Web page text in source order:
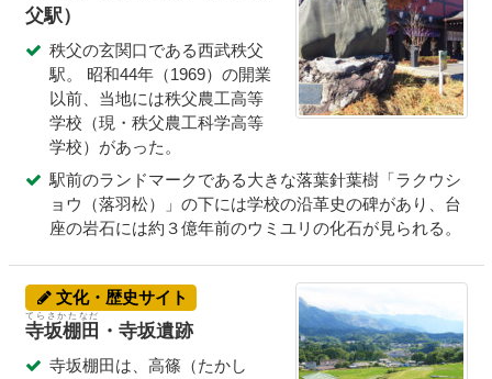
父駅）
秩父の玄関口である西武秩父
駅。 昭和44年（1969）の開業
以前、当地には秩父農工高等
学校（現・秩父農工科学高等
学校）があった。
駅前のランドマークである大きな落葉針葉樹「ラクウシ
ョウ（落羽松）」の下には学校の沿革史の碑があり、台
座の岩石には約３億年前のウミユリの化石が見られる。
文化・歴史サイト
寺坂棚田
てらさかたなだ
・寺坂遺跡
寺坂棚田は、高篠（たかし